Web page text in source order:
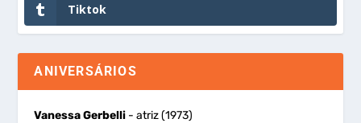
Tiktok
ANIVERSÁRIOS
Vanessa Gerbelli - atriz (1973)